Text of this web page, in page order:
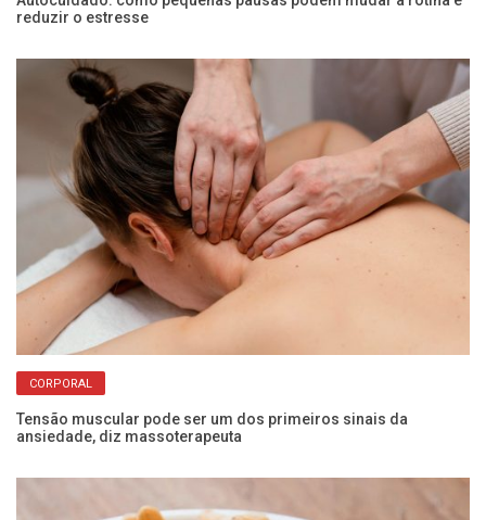
reduzir o estresse
CORPORAL
Tensão muscular pode ser um dos primeiros sinais da
ansiedade, diz massoterapeuta